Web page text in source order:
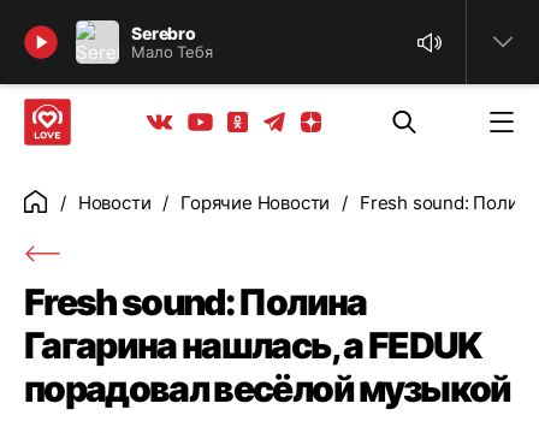
Serebro
Мало Тебя
Найти
Вконтакте
YoutubeОдноклассники
ТелеграмЯндекс дзен
ГлавнаяНовости Горячие Новости Fresh sound:
Fresh sound: Полина
Гагарина нашлась, а FEDUK
порадовал весёлой музыкой